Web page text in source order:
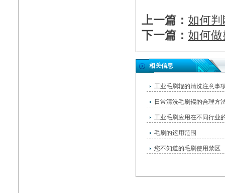
上一篇： 如何
下一篇： 如何
相关信息
工业毛刷辊的清洗注意事
日常清洗毛刷辊的合理方
工业毛刷应用在不同行业
毛刷的运用范围
您不知道的毛刷使用禁区